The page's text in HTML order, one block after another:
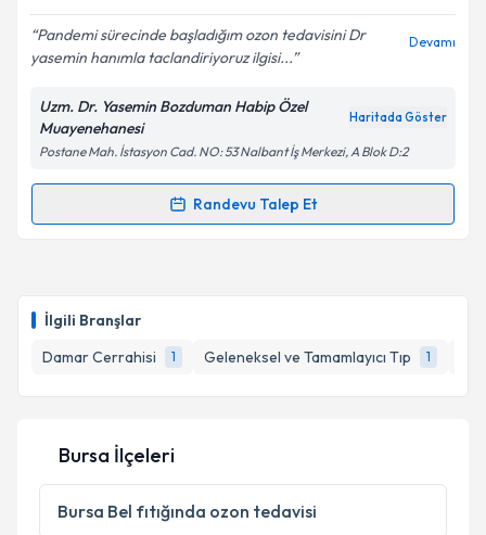
İlgili Branşlar
Damar Cerrahisi
1 Geleneksel ve Tamamlayıcı Tıp 1
E-posta Adresiniz
Kişisel verilerimin işlenmesine ilişkin
Metni'ni okudum ve kişisel verilerimin belirtilen
kapsamda işlenmesini kabul ediyorum.
Pandemi sürecinde başladığım ozon tedavisini Dr
yasemin hanımla taclandiriyoruz ilgisi...
Devamı
Uzm. Dr. Yasemin Bozduman Habip Özel
Muayenehanesi
Haritada Göster
Postane Mah. İstasyon Cad. NO: 53 Nalbant İş Merkezi, A Blok D:2
Randevu Talep Et
Randevu Takvimi Talebi
almanız için bir takvim hazırlandığında e-posta ile
bilgilendireceğiz.
E-posta Adresiniz
Kişisel verilerimin işlenmesine ilişkin
Metni 'ni okudum ve kişisel verilerimin belirtilen
Bursa İlçeleri
Bursa Bel fıtığında ozon tedavisi